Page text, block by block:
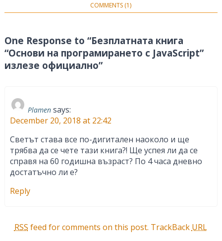
COMMENTS (1)
One Response to “Безплатната книга
“Основи на програмирането с JavaScript”
излезе официално”
Plamen says:
December 20, 2018 at 22:42
Светът става все по-дигитален наоколо и ще
трябва да се чете тази книга?! Ще успея ли да се
справя на 60 годишна възраст? По 4 часа дневно
достатъчно ли е?
Reply
RSS feed for comments on this post. TrackBack URL